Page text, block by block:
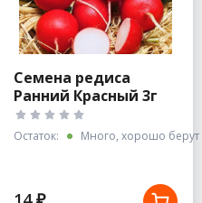
Семена редиса
Ранний Красный 3г
белый пакет /Аэлита
Остаток: Много, хорошо берут